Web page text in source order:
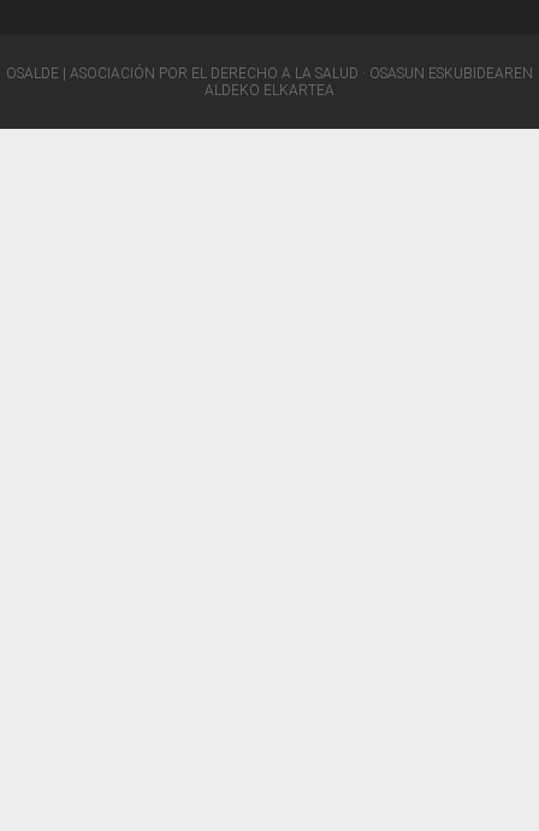
OSALDE | ASOCIACIÓN POR EL DERECHO A LA SALUD · OSASUN ESKUBIDEAREN
ALDEKO ELKARTEA